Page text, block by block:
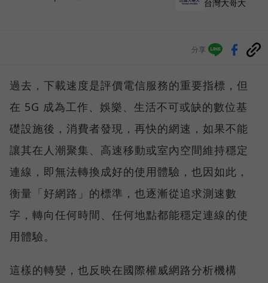
台灣大哥大
分享
過去，下載速度是評價電信服務的重要指標，但
在 5G 成為工作、娛樂、生活不可或缺的數位基
礎設施後，消費者發現，再快的網速，如果不能
讓其在人潮聚集、高速移動或室內空間維持穩定
連線，即無法轉換成好的使用體驗，也因如此，
衡量「好網路」的標準，也逐漸從追求測速數
字，轉向任何時間、任何地點都能穩定連線的使
用體驗。
這樣的轉變，也反映在國際權威網路分析機構